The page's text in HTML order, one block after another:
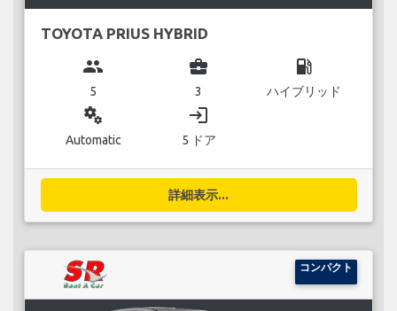
TOYOTA PRIUS HYBRID
group
5
business_center
3
local_gas_station
ハイブリッド
miscellaneous_services
Automatic
login
5 ドア
詳細表示...
コンパクト